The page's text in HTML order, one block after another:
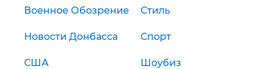
Военное Обозрение Стиль
Новости Донбасса Спорт
США Шоубиз